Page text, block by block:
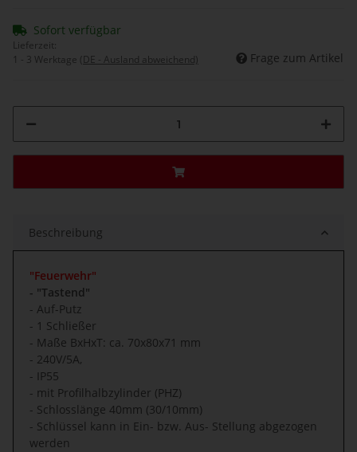
Sofort verfügbar
Lieferzeit:
1 - 3 Werktage (DE - Ausland abweichend) Frage zum Artikel
Beschreibung
"Feuerwehr"
- "Tastend"
- Auf-Putz
- 1 Schließer
- Maße BxHxT: ca. 70x80x71 mm
- 240V/5A,
- IP55
- mit Profilhalbzylinder (PHZ)
- Schlosslänge 40mm (30/10mm)
- Schlüssel kann in Ein- bzw. Aus- Stellung abgezogen
werden